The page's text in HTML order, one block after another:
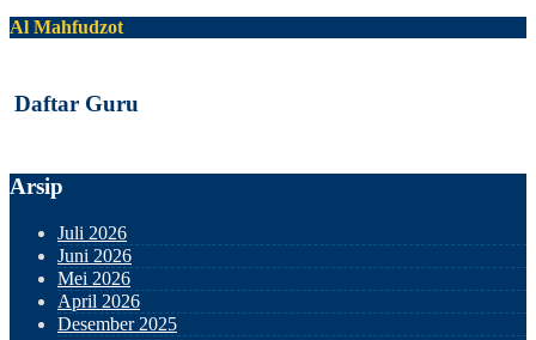
Al Mahfudzot
Daftar Guru
Arsip
Juli 2026
Juni 2026
Mei 2026
April 2026
Desember 2025